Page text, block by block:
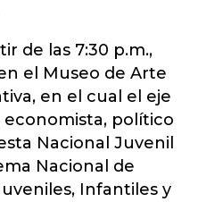
de las 7:30 p.m.,
el Museo de Arte
en el cual el eje
economista, político
Nacional Juvenil
Nacional de
Infantiles y